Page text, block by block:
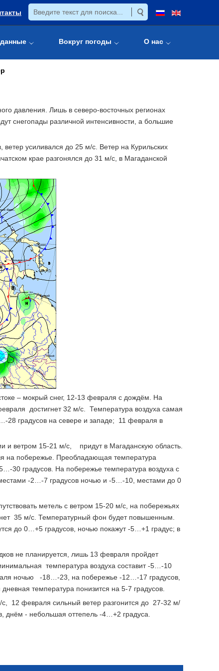
Вокруг погоды О нас
давления. Лишь в северо-восточных регионах
снегопады различной интенсивности, а большие
усиливался до 25 м/с. Ветер на Курильских
крае разгонялся до 31 м/с, в Магаданской
– мокрый снег, 12-13 февраля с дождём. На
достигнет 32 м/с. Температура воздуха самая
28 градусов на севере и западе; 11 февраля в
ветром 15-21 м/с, придут в Магаданскую область.
на побережье. Преобладающая температура
30 градусов. На побережье температура воздуха с
-2…-7 градусов ночью и -5…-10, местами до 0
метель с ветром 15-20 м/с, на побережьях
35 м/с. Температурный фон будет повышенным.
до 0…+5 градусов, ночью покажут -5…+1 градус; в
не планируется, лишь 13 февраля пройдет
температура воздуха составит -5…-10
ночью -18…-23, на побережье -12…-17 градусов,
температура понизится на 5-7 градусов.
12 февраля сильный ветер разгонится до 27-32 м/
- небольшая оттепель -4…+2 градуса.